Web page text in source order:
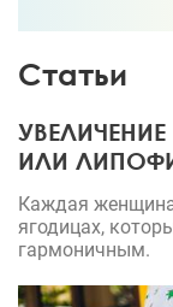
Статьи
ИЛИ
Каждая
ягодицах,
гармоничным.